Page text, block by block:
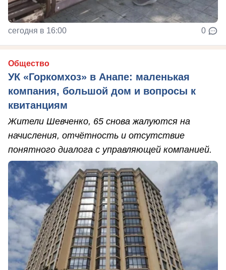
сегодня в 16:00 0
Общество
УК «Горкомхоз» в Анапе: маленькая
компания, большой дом и вопросы к
квитанциям
Жители Шевченко, 65 снова жалуются на
начисления, отчётность и отсутствие
понятного диалога с управляющей компанией.